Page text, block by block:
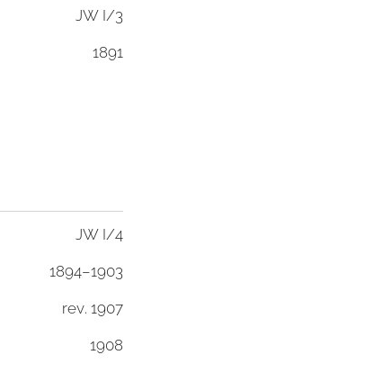
JW I/3
1891
JW I/4
1894–1903
rev. 1907
1908